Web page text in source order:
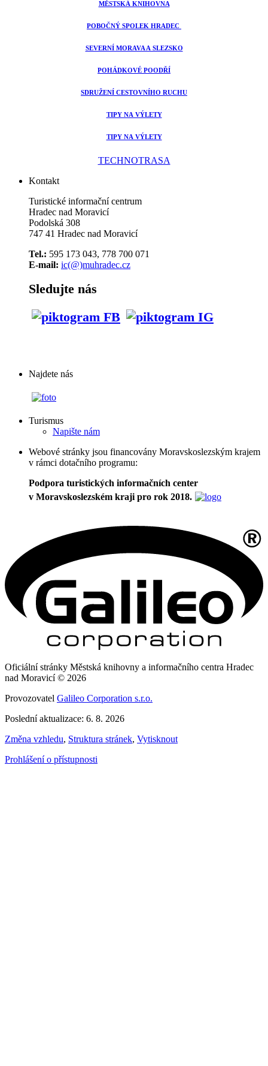
MĚSTSKÁ KNIHOVNA
POBOČNÝ SPOLEK HRADEC
SEVERNÍ MORAVA A SLEZSKO
POHÁDKOVÉ POODŘÍ
SDRUŽENÍ CESTOVNÍHO RUCHU
TIPY NA VÝLETY
TIPY NA VÝLETY
TECHNOTRASA
Kontakt
Turistické informační centrum
Hradec nad Moravicí
Podolská 308
747 41 Hradec nad Moravicí
Tel.: 595 173 043, 778 700 071
E-mail: ic(@)muhradec.cz
Sledujte nás
Najdete nás
Turismus
Napište nám
Webové stránky jsou financovány Moravskoslezským krajem
v rámci dotačního programu:
Podpora turistických informačních center
v Moravskoslezském kraji pro rok 2018.
Oficiální stránky Městská knihovny a informačního centra Hradec
nad Moravicí © 2026
Provozovatel Galileo Corporation s.r.o.
Poslední aktualizace: 6. 8. 2026
Změna vzhledu, Struktura stránek, Vytisknout
Prohlášení o přístupnosti